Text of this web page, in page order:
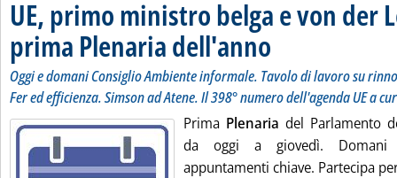
UE, primo ministro belga e von der
prima Plenaria dell'anno
Oggi e domani Consiglio Ambiente informale. Tavolo di lavoro su
Fer ed efficienza. Simson ad Atene. Il 398° numero dell'agenda UE a
Prima Plenaria del Parlamento
da oggi a giovedì.
appuntamenti chiave. Partecipa